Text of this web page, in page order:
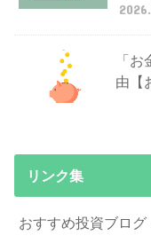
「
由【
リンク集
おすすめ投資ブログ